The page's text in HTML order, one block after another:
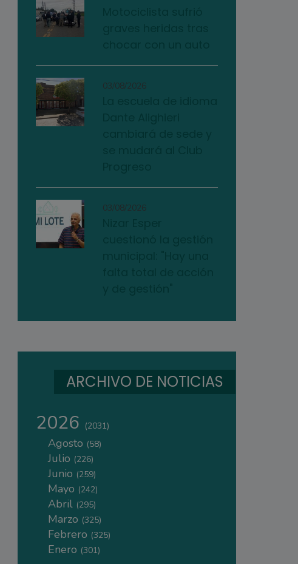
03/08/2026
03/08/2026
ARCHIVO DE NOTICIAS
2026 (2031)
Agosto (58)
Julio (226)
Junio (259)
Mayo (242)
Abril (295)
Marzo (325)
Febrero (325)
Enero (301)